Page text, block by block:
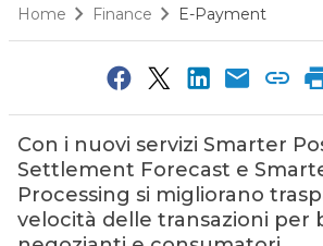
Home Finance E-Payment
Con i nuovi servizi Smarter
Settlement Forecast e
Processing si migliorano
velocità delle transazioni per